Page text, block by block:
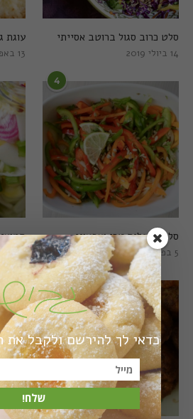
עוגת
13 באפריל 2019
סלט כרוב סגול ברוטב אסייתי
14 ביולי 2019
1 באוגוסט 2022
4
סלט פלפלים טרי וצבעוני
5 בפברואר 2021
6
כדאי לך להירשם ולקבל את
שלח!